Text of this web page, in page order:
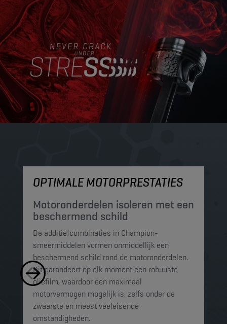
OPTIMALE MOTORPRESTATIES
Motoronderdelen isoleren met een
beschermend schild
De additiefcombinaties in Champion-
smeermiddelen vormen onmiddellijk een
beschermend schild rond de motoronderdelen.
Dit garandeert op elk moment een robuuste
oliefilm, waardoor een maximaal
motorvermogen mogelijk is, zelfs onder de
zwaarste en meest veeleisende
omstandigheden.